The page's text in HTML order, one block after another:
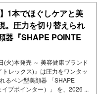
1本でほぐしケアと美
。圧力を切り替えられ
器『SHAPE POINTE
(火)本発売 ～ 美容健康ブランド
トレックス)』は圧力をワンタッ
るペン型美顔器 「SHAPE
プポインター）」 を、2026 ...